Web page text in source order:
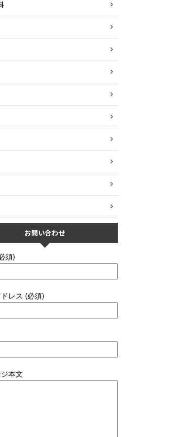
お問い合わせ
須)
レス (必須)
本文